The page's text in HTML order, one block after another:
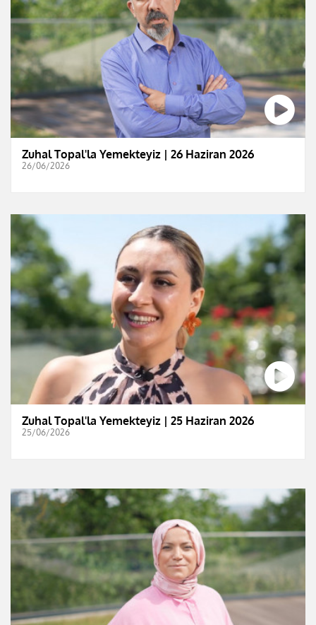
Zuhal Topal'la Yemekteyiz | 26 Haziran 2026
26/06/2026
Zuhal Topal'la Yemekteyiz | 25 Haziran 2026
25/06/2026